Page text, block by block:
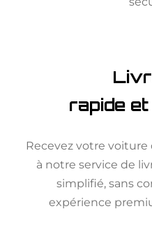
rapide
Recevez votre voiture
à notre service de
simplifié, sans
expérience